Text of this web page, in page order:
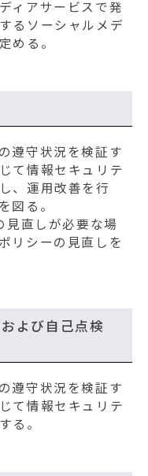
ィアサービスで発
るソーシャルメデ
める。
遵守状況を検証す
て情報セキュリテ
、運用改善を行
図る。
見直しが必要な場
リシーの見直しを
よび自己点検
遵守状況を検証す
て情報セキュリテ
る。